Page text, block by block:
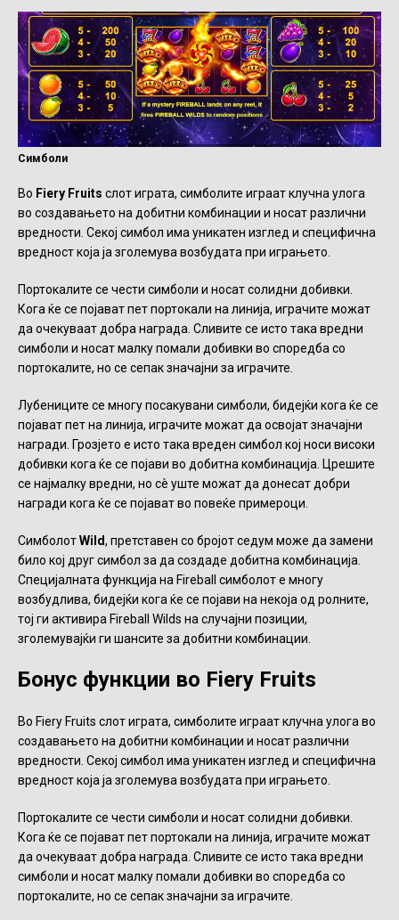
Симболи
Во Fiery Fruits слот играта, симболите играат клучна улога
во создавањето на добитни комбинации и носат различни
вредности. Секој симбол има уникатен изглед и специфична
вредност која ја зголемува возбудата при играњето.
Портокалите се чести симболи и носат солидни добивки.
Кога ќе се појават пет портокали на линија, играчите можат
да очекуваат добра награда. Сливите се исто така вредни
симболи и носат малку помали добивки во споредба со
портокалите, но се сепак значајни за играчите.
Лубениците се многу посакувани симболи, бидејќи кога ќе се
појават пет на линија, играчите можат да освојат значајни
награди. Грозјето е исто така вреден симбол кој носи високи
добивки кога ќе се појави во добитна комбинација. Црешите
се најмалку вредни, но сè уште можат да донесат добри
награди кога ќе се појават во повеќе примероци.
СимболотWild, претставен со бројот седум може да замени
било кој друг симбол за да создаде добитна комбинација.
Специјалната функција на Fireball симболот е многу
возбудлива, бидејќи кога ќе се појави на некоја од ролните,
тој ги активира Fireball Wilds на случајни позиции,
зголемувајќи ги шансите за добитни комбинации.
Бонус функции во Fiery Fruits
Во Fiery Fruits слот играта, симболите играат клучна улога во
создавањето на добитни комбинации и носат различни
вредности. Секој симбол има уникатен изглед и специфична
вредност која ја зголемува возбудата при играњето.
Портокалите се чести симболи и носат солидни добивки.
Кога ќе се појават пет портокали на линија, играчите можат
да очекуваат добра награда. Сливите се исто така вредни
симболи и носат малку помали добивки во споредба со
портокалите, но се сепак значајни за играчите.